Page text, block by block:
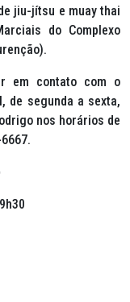
jiu-jítsu e muay thai
do Complexo
em contato com o
de segunda a sexta,
nos horários de